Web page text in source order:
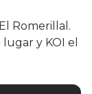
Romerillal.
y KOI el